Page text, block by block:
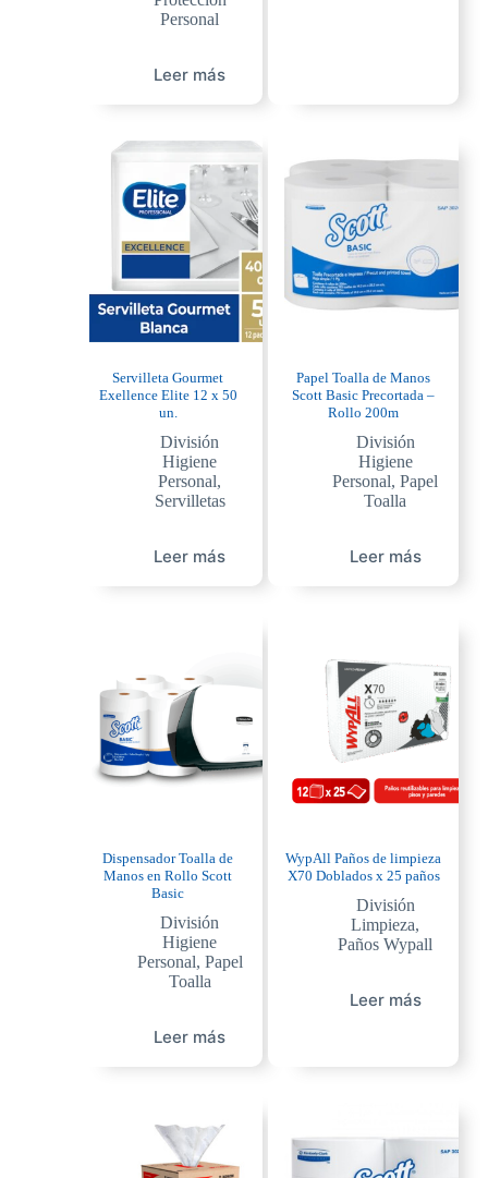
Personal
Leer más
Servilleta Gourmet
Exellence Elite 12 x 50
un.
División
Higiene
Personal,
Servilletas
Leer más
Papel Toalla de Manos
Scott Basic Precortada –
Rollo 200m
División
Higiene
Personal,Papel
Toalla
Leer más
Dispensador Toalla de
Manos en Rollo Scott
Basic
División
Higiene
Personal, Papel
Toalla
Leer más
WypAll Paños de limpieza
X70 Doblados x 25 paños
División
Limpieza,
Paños Wypall
Leer más